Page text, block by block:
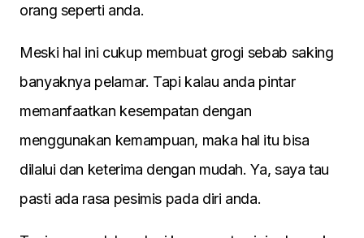
orang seperti anda.
Meski hal ini cukup membuat grogi sebab saking
banyaknya pelamar. Tapi kalau anda pintar
memanfaatkan kesempatan dengan
menggunakan kemampuan, maka hal itu bisa
dilalui dan keterima dengan mudah. Ya, saya tau
pasti ada rasa pesimis pada diri anda.